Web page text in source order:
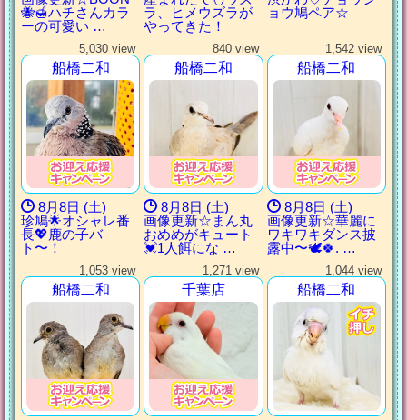
🐝🍯ハチさんカラ
ーの可愛い …
ラ、ヒメウズラが
やってきた！
ョウ鳩ペア☆
5,030 view
船橋二和
8月8日 (土)
珍鳩🌟オシャレ番
長💖鹿の子バ
ト〜！
840 view
船橋二和
8月8日 (土)
画像更新☆まん丸
おめめがキュート
💓1人餌にな …
1,542 view
船橋二和
8月8日 (土)
画像更新☆華麗に
ワキワキダンス披
露中〜🕊🍀. …
1,053 view
船橋二和
1,271 view
千葉店
1,044 view
船橋二和